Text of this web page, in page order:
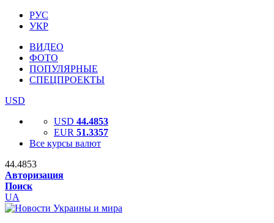
РУС
УКР
ВИДЕО
ФОТО
ПОПУЛЯРНЫЕ
СПЕЦПРОЕКТЫ
USD
USD 44.4853
EUR 51.3357
Все курсы валют
44.4853
Авторизация
Поиск
UA